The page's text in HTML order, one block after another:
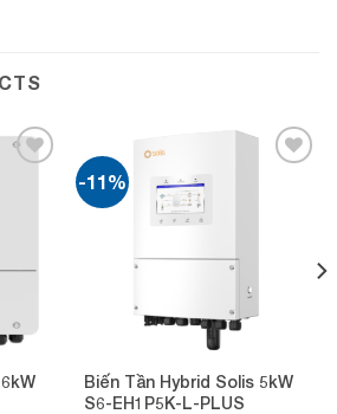
-11%
Biến Tần Hybrid Solis 5kW
S6-EH1P5K-L-PLUS